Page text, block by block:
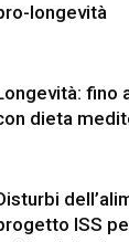
longevità
fino
dieta
ISS